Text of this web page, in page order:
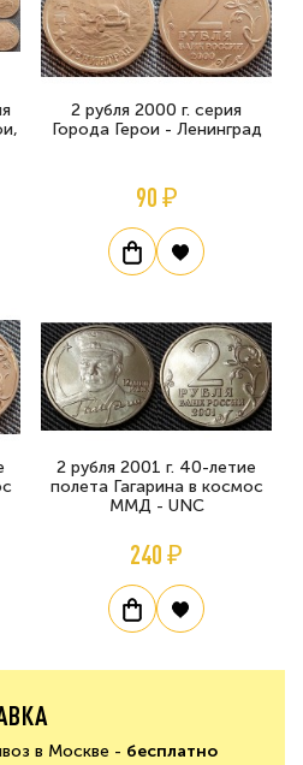
2 рубля 2000 г. серия
Города Герои - Ленинград
90 ₽
2 рубля 2001 г. 40-летие
полета Гагарина в космос
ММД - UNC
240 ₽
в Москве - бесплатно